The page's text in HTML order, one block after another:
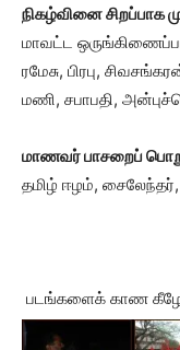
நிகழ்வினை
மாவட்ட
ரமேசு, பிரபு,
மணி, சபாபதி,
மாணவர் பாசறைப்
தமிழ் ஈழம்,
படங்களைக் காண கீழே